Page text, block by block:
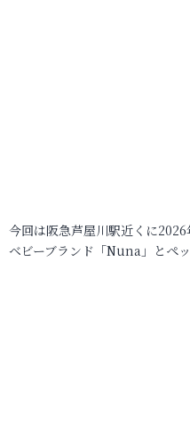
今回は阪急芦屋川駅近くに
ベビーブランド「Nuna」とペ